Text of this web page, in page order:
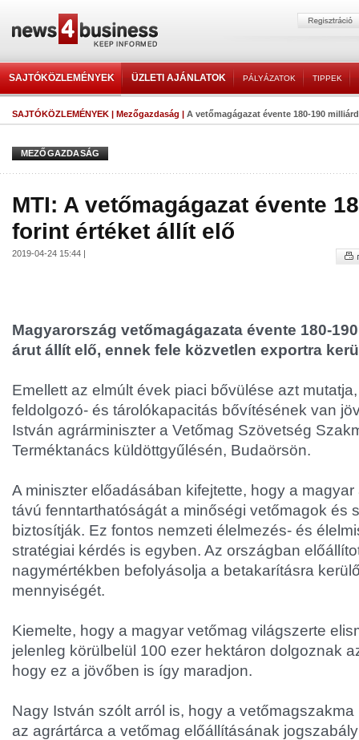
SAJTÓKÖZLEMÉNYEK ÜZLETI AJÁNLATOK PÁLYÁZATOK TIPPEK
SAJTÓKÖZLEMÉNYEK | Mezőgazdaság | A vetőmagágazat évente 180-190
MEZŐGAZDASÁG
MTI: A vetőmagágazat évente
forint értéket állít elő
2019-04-24 15:44 |
Magyarország vetőmagágazata évente 180-
árut állít elő, ennek fele közvetlen exportra
Emellett az elmúlt évek piaci bővülése azt
feldolgozó- és tárolókapacitás bővítésének van
István agrárminiszter a Vetőmag Szövetség
Terméktanács küldöttgyűlésén, Budaörsön.
A miniszter előadásában kifejtette, hogy a
távú fenntarthatóságát a minőségi vetőmagok és
biztosítják. Ez fontos nemzeti élelmezés- és
stratégiai kérdés is egyben. Az országban
nagymértékben befolyásolja a betakarításra
mennyiségét.
Kiemelte, hogy a magyar vetőmag világszerte
jelenleg körülbelül 100 ezer hektáron dolgoznak
hogy ez a jövőben is így maradjon.
Nagy István szólt arról is, hogy a
az agrártárca a vetőmag előállításának